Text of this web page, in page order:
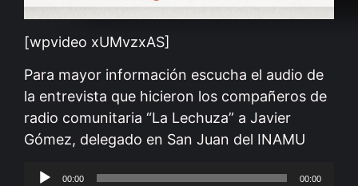
[wpvideo xUMvzxAS]
Para mayor información escucha el audio de
la entrevista que hicieron los compañeros de
radio comunitaria “La Lechuza” a Javier
Gómez, delegado en San Juan del INAMU
Reproductor
00:00 00:00